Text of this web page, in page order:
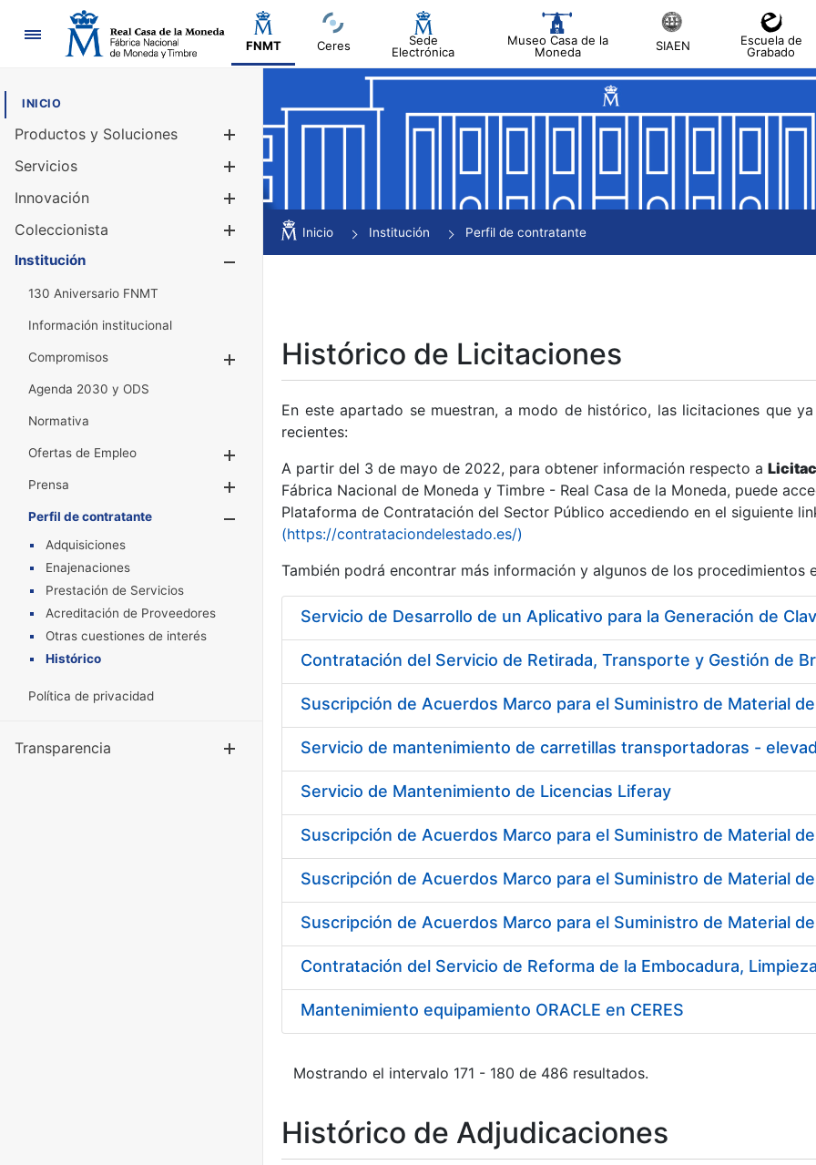
Navegación
FNMT Ceres
Sede
Electrónica
Museo Casa de la
Moneda
SIAEN
Escuela de
Grabado
INICIO
Productos y Soluciones
Mostrar/Ocultar
Servicios
Innovación
Coleccionista
Mostrar/Ocultar
Institución
130 Aniversario FNMT
Información institucional
Compromisos
Mostrar/Ocultar
Agenda 2030 y ODS
Normativa
Ofertas de Empleo
Prensa
Mostrar/Ocultar
Perfil de contratante
Mostrar/Ocultar
Adquisiciones
Enajenaciones
Prestación de Servicios
Acreditación de Proveedores
Otras cuestiones de interés
Histórico
Política de privacidad
Transparencia Mostrar/Ocultar
Inicio Institución Perfil de contratante
Histórico de Licitaciones
En este apartado se muestran, a modo de histórico, las licitaciones que
recientes:
A partir del 3 de mayo de 2022, para obtener información respecto a
Fábrica Nacional de Moneda y Timbre - Real Casa de la Moneda, puede
Plataforma de Contratación del Sector Público accediendo en el siguiente
(https://contrataciondelestado.es/)
También podrá encontrar más información y algunos de los procedimientos
Servicio de Desarrollo de un Aplicativo para la Generación de
Contratación del Servicio de Retirada, Transporte y Gestión de
Suscripción de Acuerdos Marco para el Suministro de Material
Servicio de mantenimiento de carretillas transportadoras -
Servicio de Mantenimiento de Licencias Liferay
Suscripción de Acuerdos Marco para el Suministro de Material
Suscripción de Acuerdos Marco para el Suministro de Material
Suscripción de Acuerdos Marco para el Suministro de Material
Mantenimiento equipamiento ORACLE en CERES
Mostrando el intervalo 171 - 180 de 486 resultados.
Histórico de Adjudicaciones